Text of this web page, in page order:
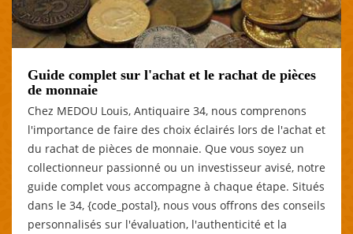
Guide complet sur l'achat et le rachat de pièces
de monnaie
Chez MEDOU Louis, Antiquaire 34, nous comprenons
l'importance de faire des choix éclairés lors de l'achat et
du rachat de pièces de monnaie. Que vous soyez un
collectionneur passionné ou un investisseur avisé, notre
guide complet vous accompagne à chaque étape. Situés
dans le 34, {code_postal}, nous vous offrons des conseils
personnalisés sur l'évaluation, l'authenticité et la